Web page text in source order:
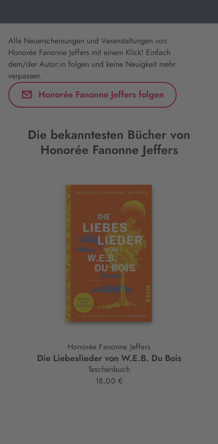
Alle Neuerscheinungen und Veranstaltungen von
Honorée Fanonne Jeffers mit einem Klick! Einfach
dem/der Autor:in folgen und keine Neuigkeit mehr
verpassen.
Honorée Fanonne Jeffers folgen
Die bekanntesten Bücher von
Honorée Fanonne Jeffers
Interaktives
Honorée Fanonne Jeffers
Die Liebeslieder von W.E.B. Du Bois
Taschenbuch
18,00 €